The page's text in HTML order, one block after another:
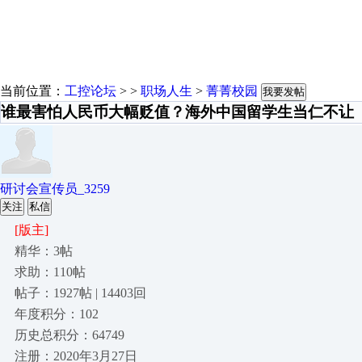
当前位置： 工控论坛 > > 职场人生 > 菁菁校园 我要发帖
谁最害怕人民币大幅贬值？海外中国留学生当仁不让
研讨会宣传员_3259
关注 私信
[版主]
精华：3帖
求助：110帖
帖子：1927帖 | 14403回
年度积分：102
历史总积分：64749
注册：2020年3月27日